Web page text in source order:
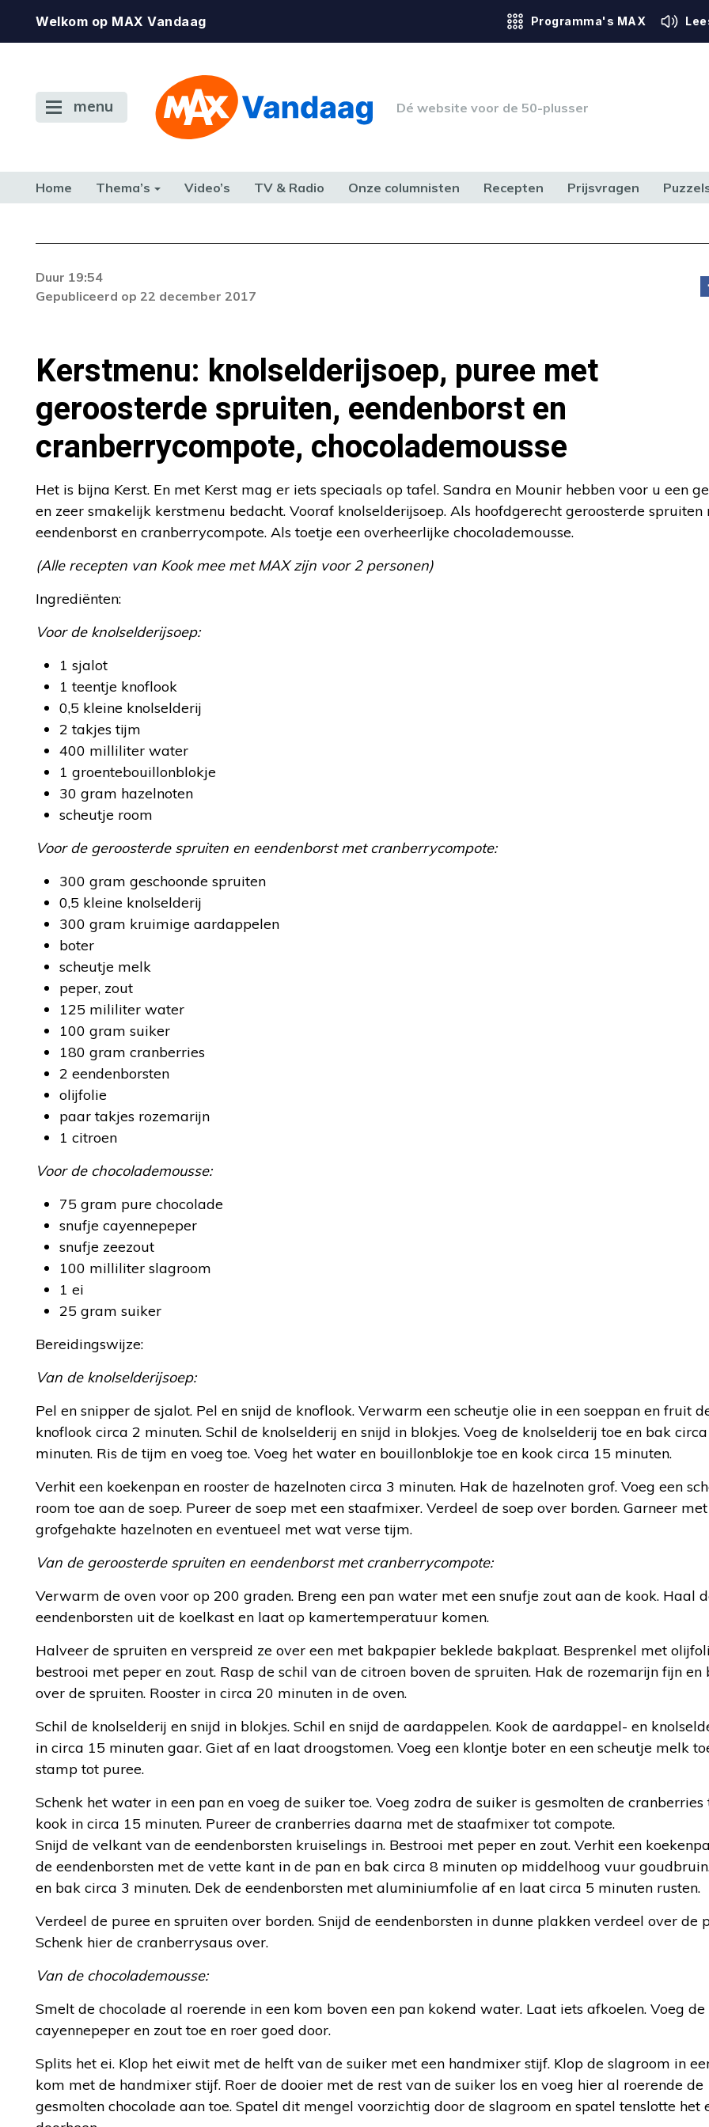
Welkom op MAX Vandaag Programma's MAX
menu Dé website voor de 50-plusser
Home Thema’s Video’s TV & Radio Onze columnisten Recepten Prijsvragen
TERUG NAAR TOEN
De gewenste stream is op dit moment niet
beschikbaar. Als het probleem zich blijft voordoen,
Duur 19:54
Gepubliceerd op 22 december 2017
Kerstmenu: knolselderijsoep, puree met
geroosterde spruiten, eendenborst en
cranberrycompote, chocolademousse
Het is bijna Kerst. En met Kerst mag er iets speciaals op tafel. Sandra en Mounir hebben voor u een
en zeer smakelijk kerstmenu bedacht. Vooraf knolselderijsoep. Als hoofdgerecht geroosterde spruiten
eendenborst en cranberrycompote. Als toetje een overheerlijke chocolademousse.
(Alle recepten van Kook mee met MAX zijn voor 2 personen)
Ingrediënten:
Voor de knolselderijsoep:
1 sjalot
1 teentje knoflook
0,5 kleine knolselderij
2 takjes tijm
400 milliliter water
1 groentebouillonblokje
30 gram hazelnoten
scheutje room
Voor de geroosterde spruiten en eendenborst met cranberrycompote:
300 gram geschoonde spruiten
0,5 kleine knolselderij
300 gram kruimige aardappelen
boter
scheutje melk
peper, zout
125 mililiter water
100 gram suiker
180 gram cranberries
2 eendenborsten
olijfolie
paar takjes rozemarijn
1 citroen
Voor de chocolademousse:
75 gram pure chocolade
snufje cayennepeper
snufje zeezout
100 milliliter slagroom
1 ei
25 gram suiker
Bereidingswijze:
Van de knolselderijsoep:
Pel en snipper de sjalot. Pel en snijd de knoflook. Verwarm een scheutje olie in een soeppan en fruit
knoflook circa 2 minuten. Schil de knolselderij en snijd in blokjes. Voeg de knolselderij toe en bak
minuten. Ris de tijm en voeg toe. Voeg het water en bouillonblokje toe en kook circa 15 minuten.
Verhit een koekenpan en rooster de hazelnoten circa 3 minuten. Hak de hazelnoten grof. Voeg een
room toe aan de soep. Pureer de soep met een staafmixer. Verdeel de soep over borden. Garneer
grofgehakte hazelnoten en eventueel met wat verse tijm.
Van de geroosterde spruiten en eendenborst met cranberrycompote:
Verwarm de oven voor op 200 graden. Breng een pan water met een snufje zout aan de kook. Haal
eendenborsten uit de koelkast en laat op kamertemperatuur komen.
Halveer de spruiten en verspreid ze over een met bakpapier beklede bakplaat. Besprenkel met
bestrooi met peper en zout. Rasp de schil van de citroen boven de spruiten. Hak de rozemarijn fijn en
over de spruiten. Rooster in circa 20 minuten in de oven.
Schil de knolselderij en snijd in blokjes. Schil en snijd de aardappelen. Kook de aardappel- en
in circa 15 minuten gaar. Giet af en laat droogstomen. Voeg een klontje boter en een scheutje melk
stamp tot puree.
Schenk het water in een pan en voeg de suiker toe. Voeg zodra de suiker is gesmolten de cranberries
kook in circa 15 minuten. Pureer de cranberries daarna met de staafmixer tot compote.
Snijd de velkant van de eendenborsten kruiselings in. Bestrooi met peper en zout. Verhit een
de eendenborsten met de vette kant in de pan en bak circa 8 minuten op middelhoog vuur
en bak circa 3 minuten. Dek de eendenborsten met aluminiumfolie af en laat circa 5 minuten rusten.
Verdeel de puree en spruiten over borden. Snijd de eendenborsten in dunne plakken verdeel over de
Schenk hier de cranberrysaus over.
Van de chocolademousse:
Smelt de chocolade al roerende in een kom boven een pan kokend water. Laat iets afkoelen. Voeg de
cayennepeper en zout toe en roer goed door.
Splits het ei. Klop het eiwit met de helft van de suiker met een handmixer stijf. Klop de slagroom in
kom met de handmixer stijf. Roer de dooier met de rest van de suiker los en voeg hier al roerende de
gesmolten chocolade aan toe. Spatel dit mengel voorzichtig door de slagroom en spatel tenslotte het